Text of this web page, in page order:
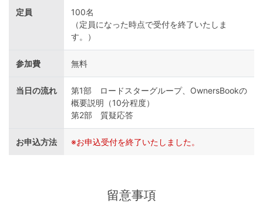
定員
100名
（定員になった時点で受付を終了いたしま
す。）
参加費 無料
当日の流れ
第1部 ロードスターグループ、OwnersBookの
概要説明（10分程度）
第2部 質疑応答
お申込方法 ※お申込受付を終了いたしました。
留意事項